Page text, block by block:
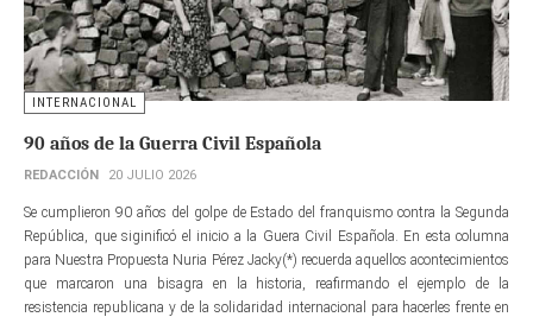
INTERNACIONAL
90 años de la Guerra Civil Española
REDACCIÓN 20 JULIO 2026
Se cumplieron 90 años del golpe de Estado del franquismo contra la Segunda
República, que siginificó el inicio a la Guera Civil Española. En esta columna
para Nuestra Propuesta Nuria Pérez Jacky(*) recuerda aquellos acontecimientos
que marcaron una bisagra en la historia, reafirmando el ejemplo de la
resistencia republicana y de la solidaridad internacional para hacerles frente en